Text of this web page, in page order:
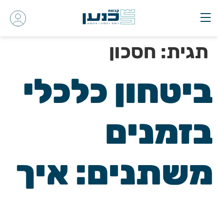
תגית: חסכון
ביטחון כלכלי
בזמנים
משתנים: איך